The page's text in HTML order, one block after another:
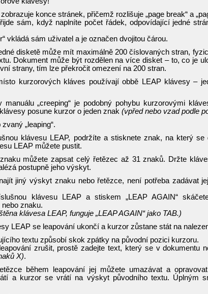
konce stránek, přičemž rozlišuje „page break“ a
sám, když naplníte počet řádek, odpovídající jedné
vkládá sám uživatel a je označen dvojitou čárou.
disketě může mít maximálně 200 číslovaných stran,
Dokument může být rozdělen na více disket – to, co je
strany, tím lze překročit omezení na 200 stran.
kurzorových kláves používají obbě LEAP klávesy –
manuálu „creeping“ je podobný pohybu kurzorovými
posune kurzor o jeden znak (vpřed nebo vzad podle
„leaping“.
klávesu LEAP, podržíte a stisknete znak, na který
LEAP můžete pustit.
můžete zapsat celý řetězec až 31 znaků. Držte
postupně jeho výskyt.
jiný výskyt znaku nebo řetězce, není potřeba zadávat
klávesu LEAP a stiskem „LEAP AGAIN“
znaku.
klávesa LEAP, funguje „LEAP AGAIN“ jako TAB.)
LEAP se leapování ukončí a kurzor zůstane stát na
textu způsobí skok zpátky na původní pozici kurzoru.
zrušit, prostě zadejte text, který se v dokumentu
X).
během leapování jej můžete umazávat a
a kurzor se vrátí na výskyt původního textu. Úplným